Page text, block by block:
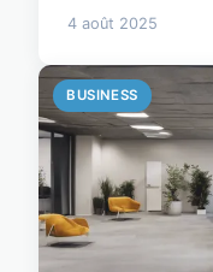
4 août 2025
BUSINESS